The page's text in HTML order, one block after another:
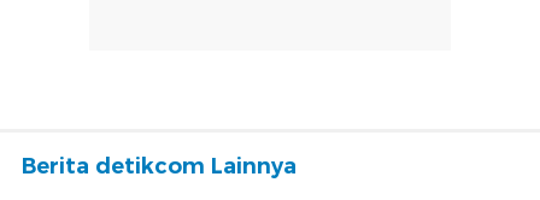
Berita detikcom Lainnya